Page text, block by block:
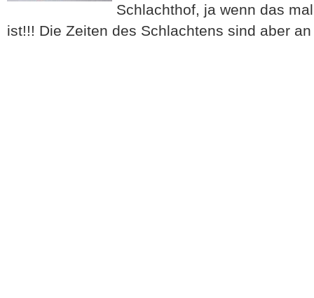
Schlachthof, ja wenn das
ist!!! Die Zeiten des Schlachtens sind aber